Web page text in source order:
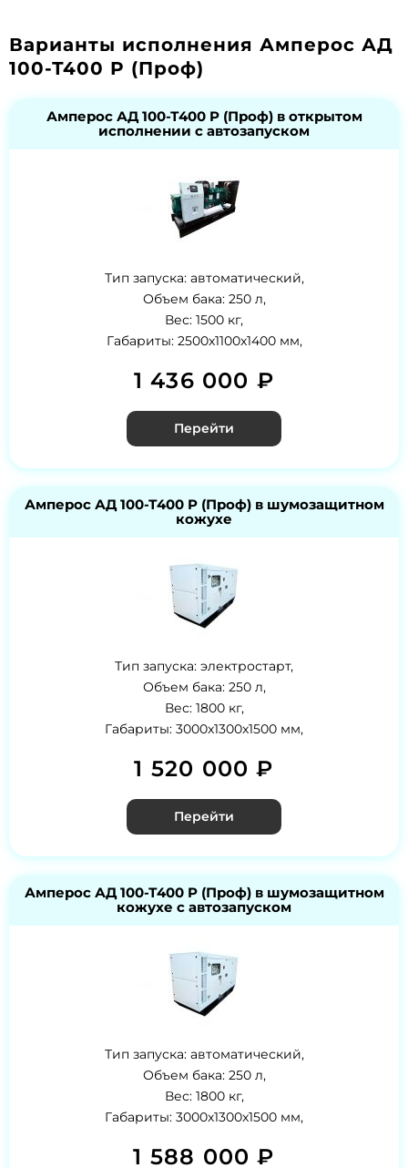
Варианты исполнения Амперос АД
100-Т400 P (Проф)
Амперос АД 100-Т400 P (Проф) в открытом
исполнении с автозапуском
Тип запуска: автоматический,
Объем бака: 250 л,
Вес: 1500 кг,
Габариты: 2500x1100x1400 мм,
1 436 000 ₽
Перейти
Амперос АД 100-Т400 P (Проф) в шумозащитном
кожухе
Тип запуска: электростарт,
Объем бака: 250 л,
Вес: 1800 кг,
Габариты: 3000x1300x1500 мм,
1 520 000 ₽
Перейти
Амперос АД 100-Т400 P (Проф) в шумозащитном
кожухе с автозапуском
Тип запуска: автоматический,
Объем бака: 250 л,
Вес: 1800 кг,
Габариты: 3000x1300x1500 мм,
1 588 000 ₽